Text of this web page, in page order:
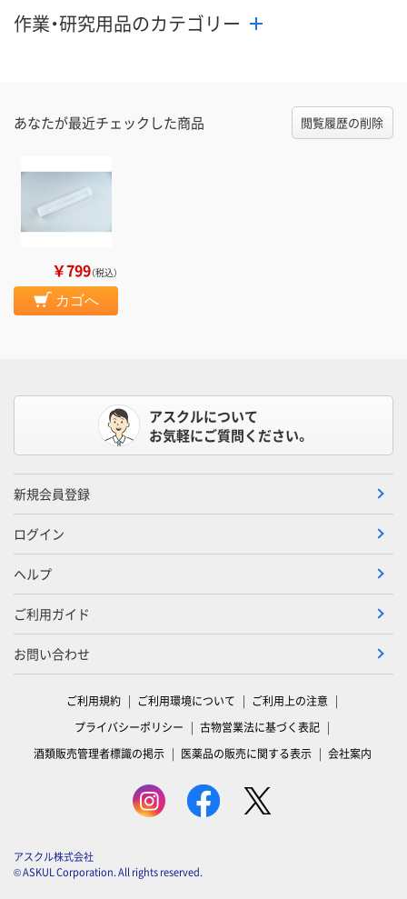
作業・研究用品のカテゴリー
あなたが最近チェックした商品 閲覧履歴の削除
￥799（税込）
カゴへ
アスクルについて
お気軽にご質問ください。
新規会員登録
ログイン
ヘルプ
ご利用ガイド
お問い合わせ
ご利用規約 ご利用環境について
ご利用上の注意
プライバシーポリシー
古物営業法に基づく表記
酒類販売管理者標識の掲示
医薬品の販売に関する表示 会社案内
アスクル株式会社
© ASKUL Corporation. All rights reserved.